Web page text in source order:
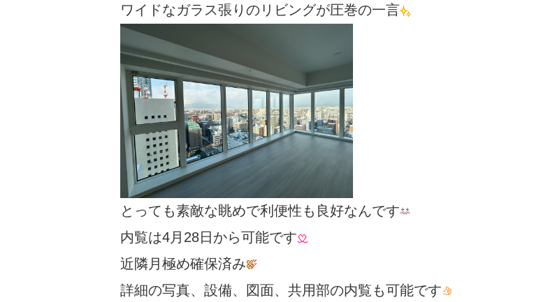
ワイドなガラス張りのリビングが圧巻の一言
とっても素敵な眺めで利便性も良好なんです
内覧は4月28日から可能です
近隣月極め確保済み
詳細の写真、設備、図面、共用部の内覧も可能です